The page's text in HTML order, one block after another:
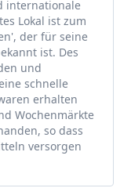
internationale
Lokal ist zum
der für seine
ist. Des
und
schnelle
erhalten
Wochenmärkte
so dass
versorgen